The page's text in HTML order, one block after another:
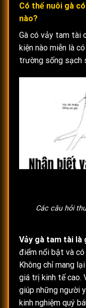
Có thể nuôi gà
nào?
Gà có vảy tam tài
kiện nào miễn là
trường sống sạch
Các câu hỏi
Vảy gà tam tài là
điểm nổi bật và
Không chỉ mang
giá trị kinh tế cao.
giúp những người
kinh nghiệm quý